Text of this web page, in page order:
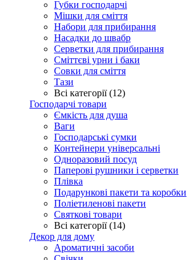
Губки господарчі
Мішки для сміття
Набори для прибирання
Насадки до швабр
Серветки для прибирання
Сміттєві урни і баки
Совки для сміття
Тази
Всі категорії (12)
Господарчі товари
Ємкість для душа
Ваги
Господарські сумки
Контейнери універсальні
Одноразовий посуд
Паперові рушники і серветки
Плівка
Подарункові пакети та коробки
Поліетиленові пакети
Святкові товари
Всі категорії (14)
Декор для дому
Ароматичні засоби